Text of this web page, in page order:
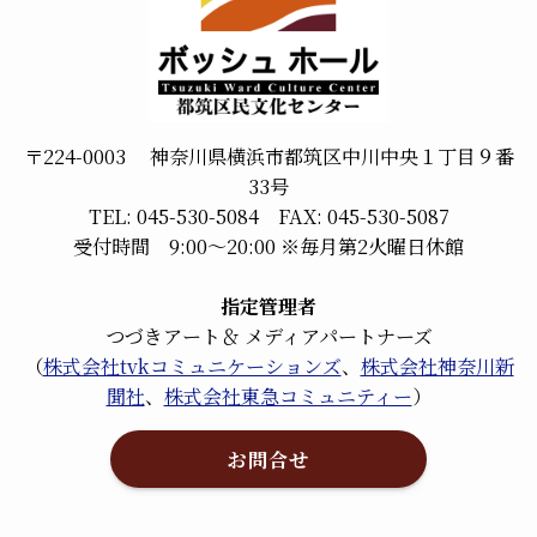
〒224-0003 神奈川県横浜市都筑区中川中央１丁目９番
33号
TEL: 045-530-5084 FAX: 045-530-5087
受付時間 9:00～20:00 ※毎月第2火曜日休館
指定管理者
つづきアート＆ メディアパートナーズ
（株式会社tvkコミュニケーションズ、 株式会社神奈川新
聞社、 株式会社東急コミュニティー）
お問合せ